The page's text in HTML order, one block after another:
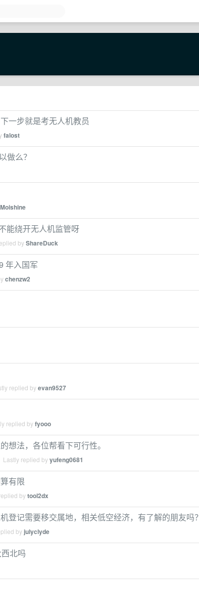
一步就是考无人机教员
falost
做么？
Moishine
能绕开无人机监管呀
byShareDuck
年入国军
chenzw2
replied byevan9527
replied byfyooo
想法，各位帮看下可行性。
Lastly replied byyufeng0681
有限
bytool2dx
登记需要移交属地，相关低空经济，有了解的朋友吗？
by julyclyde
北吗